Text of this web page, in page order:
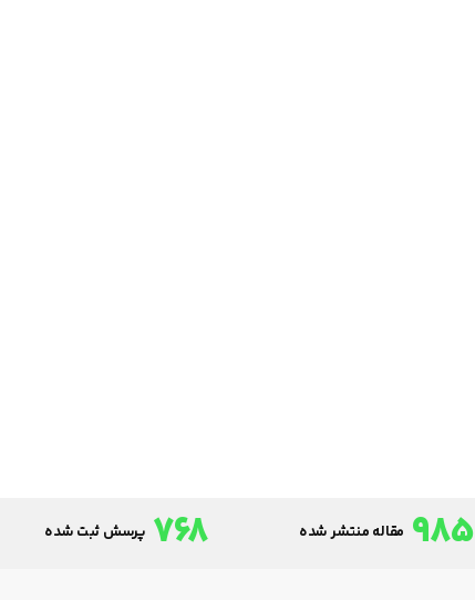
985 مقاله منتشر شده 768 پرسش ثبت شده